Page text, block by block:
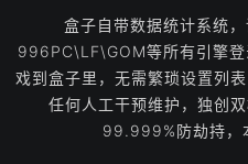
盒子自带数据统计系统
996PC\LF\GOM等所有引擎
戏到盒子里，无需繁琐设置列
任何人工干预维护，独创
99.999%防劫持，